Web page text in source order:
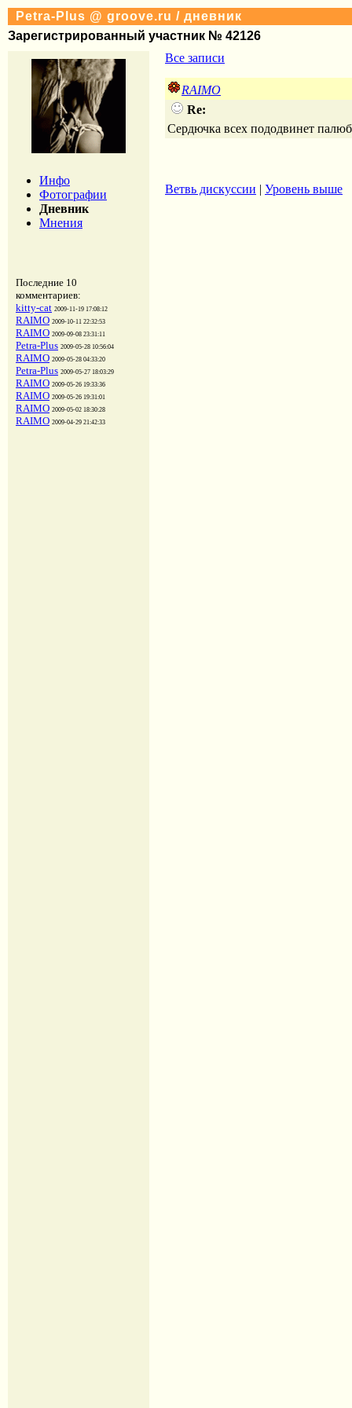
Petra-Plus @ groove.ru / дневник
Зарегистрированный участник № 42126
Инфо
Фотографии
Дневник
Мнения
Последние 10
комментариев:
kitty-cat 2009-11-19 17:08:12
RAIMO 2009-10-11 22:32:53
RAIMO 2009-09-08 23:31:11
Petra-Plus 2009-05-28 10:56:04
RAIMO 2009-05-28 04:33:20
Petra-Plus 2009-05-27 18:03:29
RAIMO 2009-05-26 19:33:36
RAIMO 2009-05-26 19:31:01
RAIMO 2009-05-02 18:30:28
RAIMO 2009-04-29 21:42:33
Все записи
RAIMO
Re:
Сердючка всех пододвинет
Ветвь дискуссии | Уровень выше